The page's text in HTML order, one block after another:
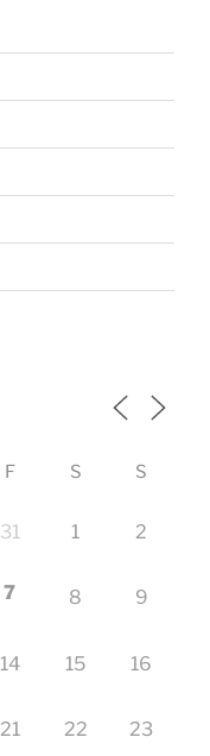
F S S
31 1 2
7 8 9
14 15 16
21 22 23